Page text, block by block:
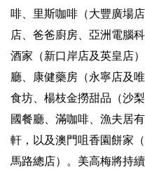
啡、里斯咖啡（大豐廣場
店、爸爸廚房、亞洲電腦
酒家（新口岸店及英皇店
廳、康健藥房（永寧店及
食坊、楊枝金撈甜品（沙
國餐廳、滿咖啡、漁夫居
軒，以及澳門咀香園餅家
馬路總店）。美高梅將持